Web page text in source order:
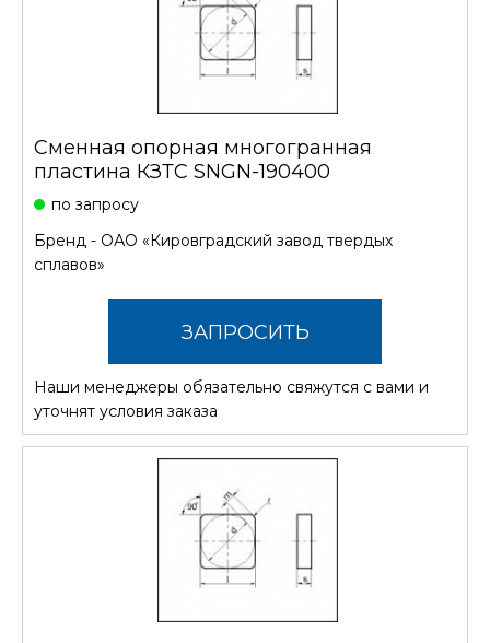
Сменная опорная многогранная
пластина КЗТС SNGN-190400
по запросу
Бренд - ОАО «Кировградский завод твердых
сплавов»
ЗАПРОСИТЬ
СТОИМОСТЬ
Наши менеджеры обязательно свяжутся с вами и
уточнят условия заказа